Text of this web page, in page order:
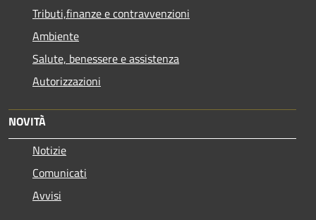
Tributi,finanze e contravvenzioni
Ambiente
Salute, benessere e assistenza
Autorizzazioni
NOVITÀ
Notizie
Comunicati
Avvisi